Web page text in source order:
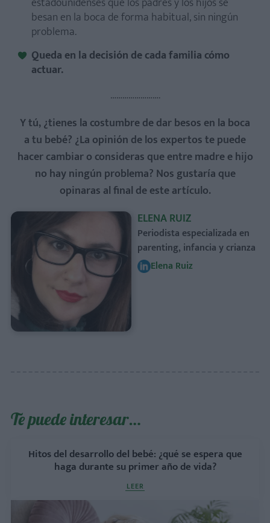
besan en la boca de forma habitual, sin ningún
problema.
Queda en la decisión de cada familia cómo
actuar.
…………………….
Y tú, ¿tienes la costumbre de dar besos en la boca
a tu bebé? ¿La opinión de los expertos te puede
hacer cambiar o consideras que entre madre e hijo
no hay ningún problema? Nos gustaría que
opinaras al final de este artículo.
ELENA RUIZ
Periodista especializada en
parenting, infancia y crianza
Elena Ruiz
Te puede interesar…
Hitos del desarrollo del bebé: ¿qué se espera que
haga durante su primer año de vida?
LEER